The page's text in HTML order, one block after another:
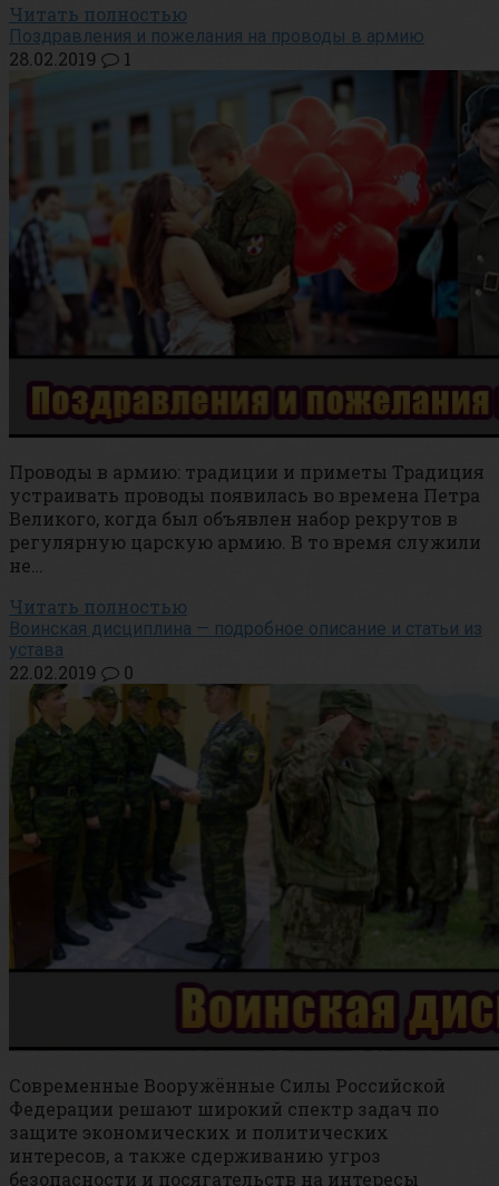
Читать полностью
Поздравления и пожелания на проводы в армию
28.02.2019 1
Проводы в армию: традиции и приметы Традиция
устраивать проводы появилась во времена Петра
Великого, когда был объявлен набор рекрутов в
регулярную царскую армию. В то время служили
не…
Читать полностью
Воинская дисциплина — подробное описание и статьи из
устава
22.02.2019 0
Современные Вооружённые Силы Российской
Федерации решают широкий спектр задач по
защите экономических и политических
интересов, а также сдерживанию угроз
безопасности и посягательств на интересы